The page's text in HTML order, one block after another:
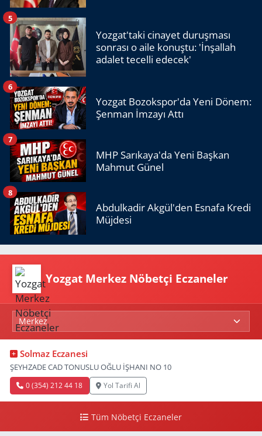
Yozgat'taki cinayet duruşması
sonrası o aile konuştu: 'İnşallah
adalet tecelli edecek'
5
Yozgat Bozokspor'da Yeni Dönem:
Şenman İmzayı Attı
6
MHP Sarıkaya'da Yeni Başkan
Mahmut Günel
7
Abdulkadir Akgül'den Esnafa Kredi
Müjdesi
8
Yozgat Merkez Nöbetçi Eczaneler
Solmaz Eczanesi
ŞEYHZADE CAD TONUSLU OĞLU İŞHANI NO 10
0 (354) 212 44 18 Yol Tarifi Al
Tüm Nöbetçi Eczaneler